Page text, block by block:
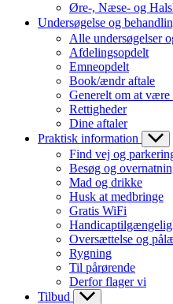
Øre-, Næse- og
Undersøgelse og
Alle undersøgelser
Afdelingsopdelt
Emneopdelt
Book/ændr aftale
Generelt om at være
Rettigheder
Dine aftaler
Praktisk information
Find vej og
Besøg og
Mad og drikke
Husk at medbringe
Gratis WiFi
Oversættelse og
Rygning
Til pårørende
Derfor flager vi
Tilbud